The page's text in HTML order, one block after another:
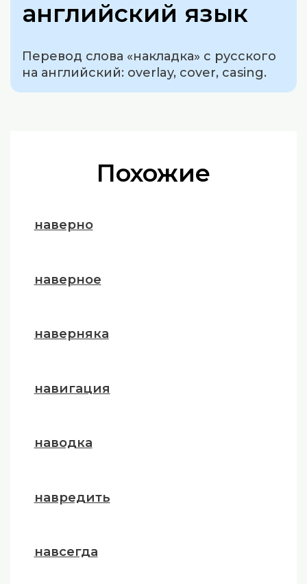
английский язык
Перевод слова «накладка» с русского
на английский: overlay, cover, casing.
Похожие
наверно
наверное
наверняка
навигация
наводка
навредить
навсегда